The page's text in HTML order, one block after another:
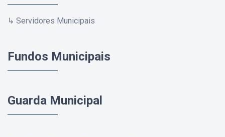
↳ Servidores Municipais
Fundos Municipais
Guarda Municipal